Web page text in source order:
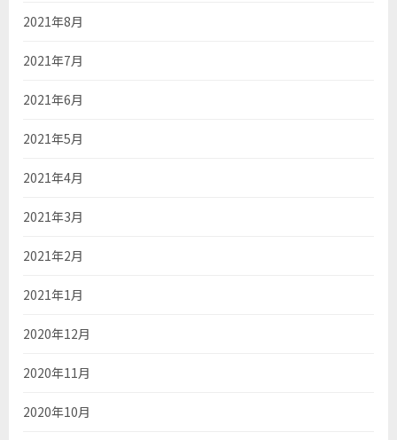
2021年8月
2021年7月
2021年6月
2021年5月
2021年4月
2021年3月
2021年2月
2021年1月
2020年12月
2020年11月
2020年10月